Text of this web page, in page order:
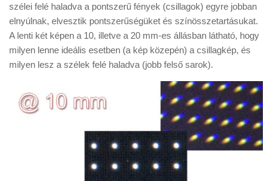
szélei felé haladva a pontszerű fények (csillagok) egyre jobban
elnyúlnak, elvesztik pontszerűségüket és színösszetartásukat.
A lenti két képen a 10, illetve a 20 mm-es állásban látható, hogy
milyen lenne ideális esetben (a kép közepén) a csillagkép, és
milyen lesz a szélek felé haladva (jobb felső sarok).